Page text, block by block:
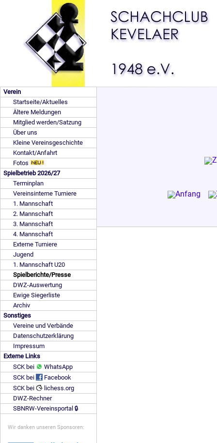
Verein
Startseite/Aktuelles
Ältere Meldungen
Mitglied werden/Satzung
Über uns
Kleine Vereinsgeschichte
Kontakt/Anfahrt
Fotos
Spielbetrieb 2026/27
Terminplan
Vereinsinterne Turniere
1. Mannschaft
2. Mannschaft
3. Mannschaft
4. Mannschaft
Externe Turniere
Jugend
1. Mannschaft U20
Spielberichte/Presse
DWZ-Auswertung
Ewige Siegerliste
Archiv
Sonstiges
Vereine und Verbände
Datenschutzerklärung
Impressum
Externe Links
SCK bei
WhatsApp
SCK bei
Facebook
SCK bei
lichess.org
DWZ-Rechner
SBNRW-Vereinsportal 🔒
Wir danken unseren Sponsoren: